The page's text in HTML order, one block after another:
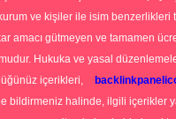
ve kişiler ile isim benzerlikleri
amacı gütmeyen ve tamamen
Hukuka ve yasal
içerikleri,
bildirmeniz halinde, ilgili içerikler